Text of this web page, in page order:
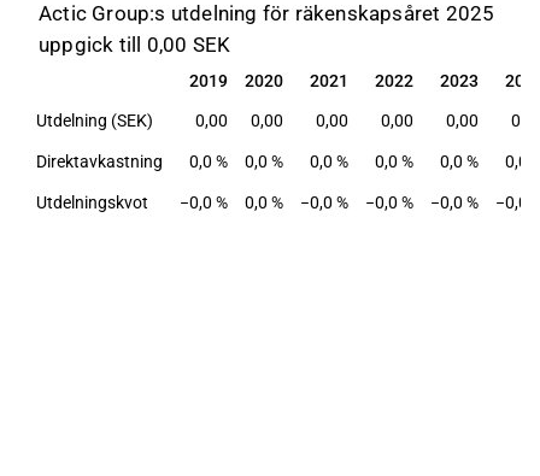
Actic Group:s utdelning för räkenskapsåret 2025
uppgick till 0,00 SEK
2019 2020 2021 2022 2023
2019 2020 2021 2022 2023
Utdelning (SEK) 0,00 0,00 0,00 0,00 0,00
Direktavkastning 0,0 % 0,0 % 0,0 % 0,0 % 0,0 % 0,0
Utdelningskvot −0,0 % 0,0 % −0,0 % −0,0 % −0,0 % −0,0